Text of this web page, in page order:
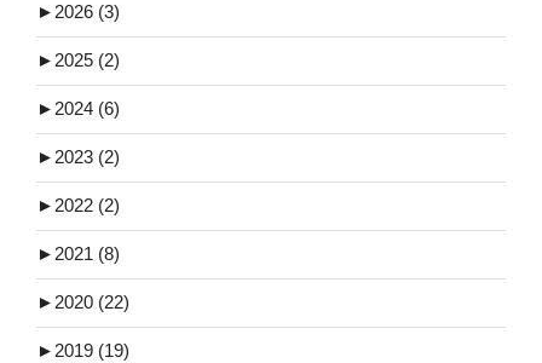
► 2026 (3)
► 2025 (2)
► 2024 (6)
► 2023 (2)
► 2022 (2)
► 2021 (8)
► 2020 (22)
► 2019 (19)